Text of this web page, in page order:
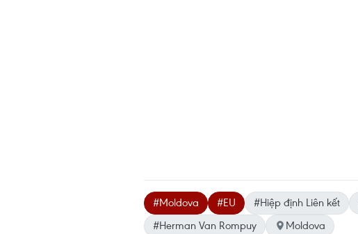
#Moldova #EU #Hiệp định Liên kết
#Herman Van Rompuy
Moldova